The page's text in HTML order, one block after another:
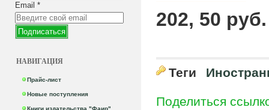
Email *
НАВИГАЦИЯ
Прайс-лист
Новые поступления
Книги издательства "Фаир"
202, 50 руб.
Теги
Поделиться